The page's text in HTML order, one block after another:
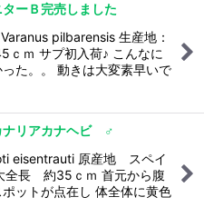
ーＢ完売しました
pilbarensis 生産地：
ｃｍ サプ初入荷♪ こんなに
た。。 動きは大変素早いで
ナリアカナヘビ ♂
eisentrauti 原産地 スペイ
長 約35ｃｍ 首元から腹
ットが点在し 体全体に黄色